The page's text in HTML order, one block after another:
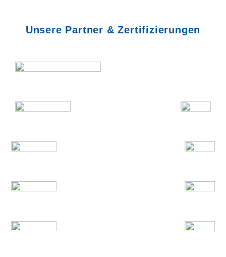
Unsere Partner & Zertifizierungen